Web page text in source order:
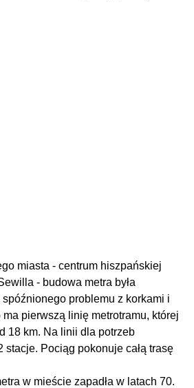
miasta - centrum hiszpańskiej
- budowa metra była
problemu z korkami i
pierwszą linię metrotramu, której
18 km. Na linii dla potrzeb
stacje. Pociąg pokonuje całą trasę
w mieście zapadła w latach 70.